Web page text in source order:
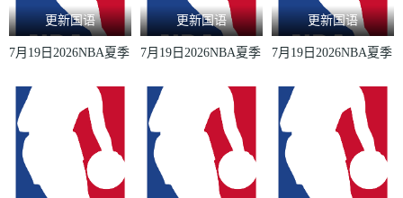
更新国语
7月19日2026NBA夏季
更新国语
7月19日2026NBA夏季
更新国语
7月19日2026NBA夏季